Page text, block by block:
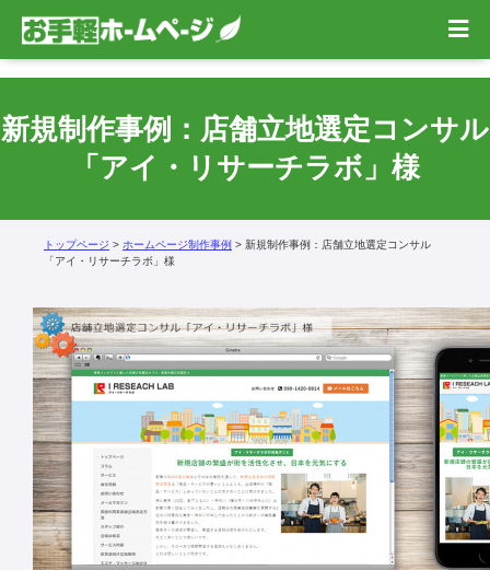
新規制作事例：店舗立地選定コンサル
「アイ・リサーチラボ」様
トップページ > ホームページ制作事例 > 新規制作事例：店舗立地選定コンサル
「アイ・リサーチラボ」様